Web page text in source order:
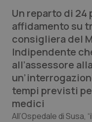
Lettere al direttore
Edizioni Regionali
QS Pro
Professionisti
Abruzzo
QS Pro Gold
Un reparto di
affidamento su
consigliera del
Indipendente
all’assessore
tempi previsti
medici
All’Ospedale di Susa,